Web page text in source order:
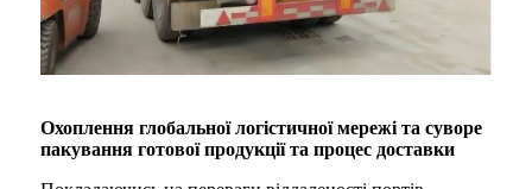
Охоплення глобальної логістичної мережі та суворе
пакування готової продукції та процес доставки